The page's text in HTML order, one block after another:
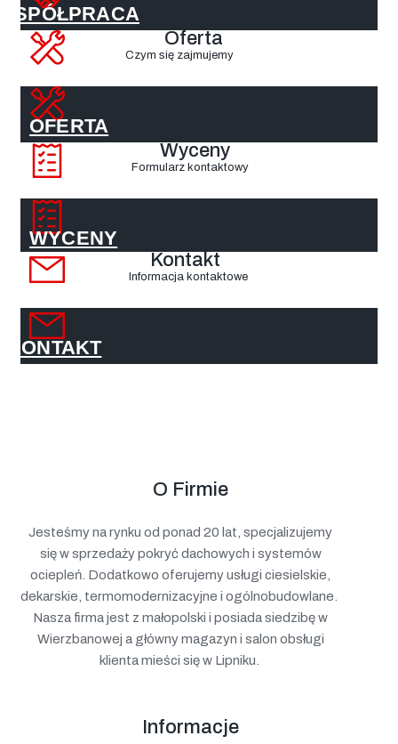
Oferta
Czym się zajmujemy
OFERTA
Wyceny
Formularz kontaktowy
WYCENY
Kontakt
Informacja kontaktowe
KONTAKT
O Firmie
Jesteśmy na rynku od ponad 20 lat, specjalizujemy
się w sprzedaży pokryć dachowych i systemów
ociepleń. Dodatkowo oferujemy usługi ciesielskie,
dekarskie, termomodernizacyjne i ogólnobudowlane.
Nasza firma jest z małopolski i posiada siedzibę w
Wierzbanowej a główny magazyn i salon obsługi
klienta mieści się w Lipniku.
Informacje